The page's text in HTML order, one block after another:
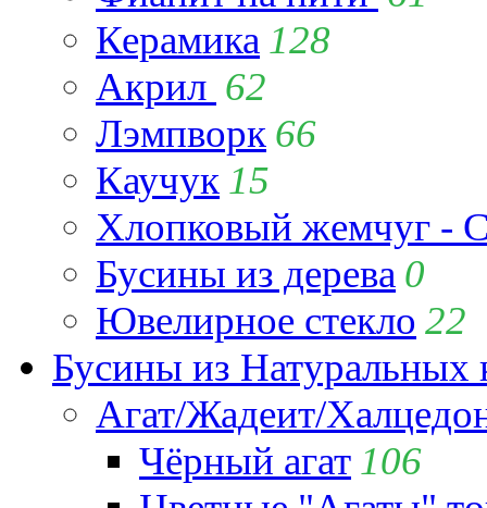
Керамика 128
Акрил 62
Лэмпворк 66
Каучук 15
Хлопковый жемчуг -
Бусины из дерева 0
Ювелирное стекло 22
Бусины из Натуральных
Агат/Жадеит/
Чёрный агат 106